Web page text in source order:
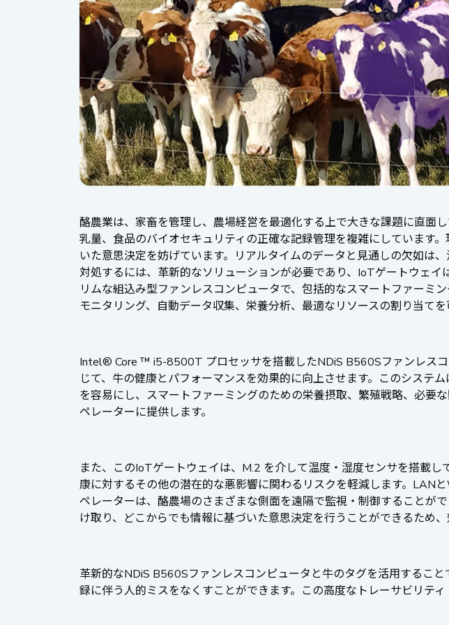
酪農業は、家畜を管理し、農場経営を最適化する上で大きな課題に直面
乳量、食品のバイオセキュリティの正確な記録管理を複雑にしています
いた意思決定を妨げています。リアルタイムのデータと見通しの欠如は
対処するには、革新的なソリューションが必要であり、IoTゲートウェ
リムな組込み型ファンレスコンピュータで、包括的なスマートファーミ
モニタリング、自動データ収集、栄養分析、最適なリソースの割り当てを
Intel® Core ™ i5-8500T プロセッサを搭載したNDiS B560Sファンレス
じて、牛の健康とパフォーマンスを効果的に向上させます。このシステ
を容易にし、スマートファーミングのための栄養摂取、繁殖戦略、必要
ペレーターに提供します。
また、このIoTゲートウェイは、M.2 を介して温度・湿度センサを搭載
康に対するその他の潜在的な悪影響に関わるリスクを軽減します。LAN
ペレーターは、酪農場のさまざまな側面を遠隔で監視・制御することが
け取り、どこからでも情報に基づいた意思決定を行うことができるため
革新的なNDiS B560Sファンレスコンピュータと牛のタグを活用するこ
録に伴う人的ミスをなくすことができます。この高度なトレーサビリテ